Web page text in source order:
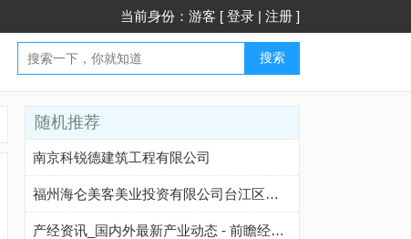
当前身份：游客 [ 登录 | 注册 ]
搜索
随机推荐
南京科锐德建筑工程有限公司
福州海仑美客美业投资有限公司台江区江滨西大道分公司
产经资讯_国内外最新产业动态 - 前瞻经济学人